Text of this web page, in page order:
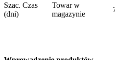
Szac. Czas
(dni)
Towar w
magazynie